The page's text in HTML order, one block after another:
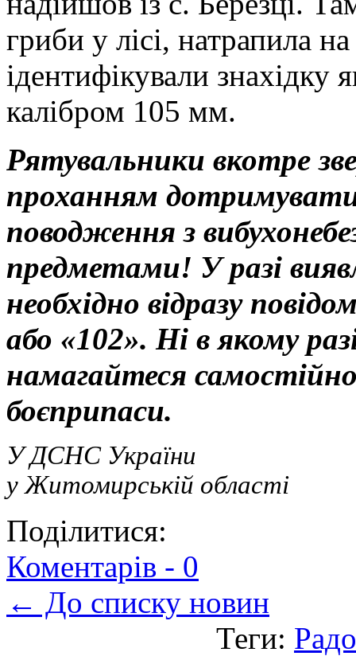
гриби у лісі, натрапила
ідентифікували знахідку
калібром 105 мм.
Рятувальники вкотре
проханням
поводження з
предметами! У разі
необхідно відразу
або «102». Ні в якому
намагайтеся
боєприпаси.
У ДСНС України
у Житомирській області
Поділитися:
Коментарів - 0
← До списку новин
Теги: